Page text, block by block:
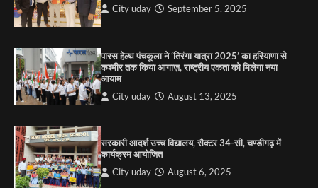
City uday September 5, 2025
पारस हेल्थ पंचकूला ने ‘तिरंगा यात्रा 2025’ का हरियाणा से
कश्मीर तक किया आगाज़, राष्ट्रीय एकता को मिलेगा नया
आयाम
City uday August 13, 2025
सरकारी आदर्श उच्च विद्यालय, सैक्टर 34-सी, चण्डीगढ़ में
कार्यक्रम आयोजित
City uday August 6, 2025